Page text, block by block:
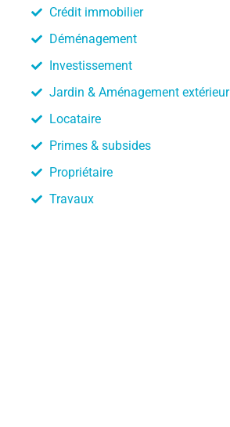
Crédit immobilier
Déménagement
Investissement
Jardin & Aménagement extérieur
Locataire
Primes & subsides
Propriétaire
Travaux